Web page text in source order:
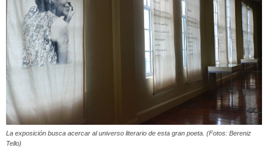
La exposición busca acercar al universo literario de esta gran poeta. (Fotos: Bereniz
Tello)